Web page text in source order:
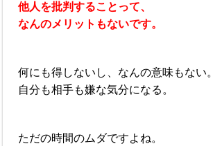
他人を批判することって、
なんのメリットもないです。
何にも得しないし、なんの意味もない。
自分も相手も嫌な気分になる。
ただの時間のムダですよね。